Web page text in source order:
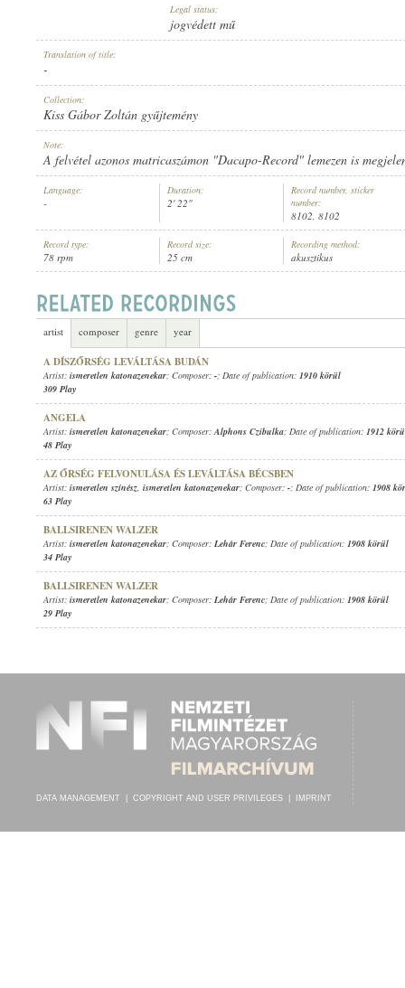
A.B.C. GRAND RECORD
RECORD NUMBER:
Legal status:
jogvédett mű
Translation of title:
-
Collection:
Kiss Gábor Zoltán gyűjtemény
Note:
A felvétel azonos matricaszámon "Dacapo-Record" lemezen is
Language:
-
Duration:
2' 22"
Record number, sticker
number:
8102, 8102
Record type:
78 rpm
Record size:
25 cm
Recording method:
akusztikus
artist composer genre year
A DÍSZŐRSÉG LEVÁLTÁSA BUDÁN
Artist: ismeretlen katonazenekar; Composer: -; Date of publication: 1910 körül
309 Play
ANGELA
Artist: ismeretlen katonazenekar; Composer:Alphons Czibulka; Date of publication: 1912
48 Play
AZ ŐRSÉG FELVONULÁSA ÉS LEVÁLTÁSA BÉCSBEN
Artist: ismeretlen színész, ismeretlen katonazenekar; Composer: -; Date of publication: 1908
63 Play
BALLSIRENEN WALZER
Artist: ismeretlen katonazenekar; Composer: Lehár Ferenc; Date of publication: 1908 körül
34 Play
BALLSIRENEN WALZER
Artist: ismeretlen katonazenekar; Composer: Lehár Ferenc; Date of publication: 1908 körül
29 Play
DATA MANAGEMENT COPYRIGHT AND USER PRIVILEGES IMPRINT